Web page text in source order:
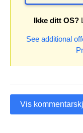
Ikke ditt OS?
See additional
Vis